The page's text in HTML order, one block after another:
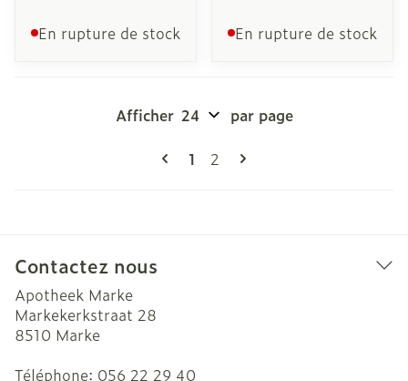
En rupture de stock En rupture de stock
Pages
Vous lisez actuellement la
1 Page
2
Afficher par page
Contactez nous
Apotheek Marke
Markekerkstraat 28
8510 Marke
Téléphone: 056 22 29 40